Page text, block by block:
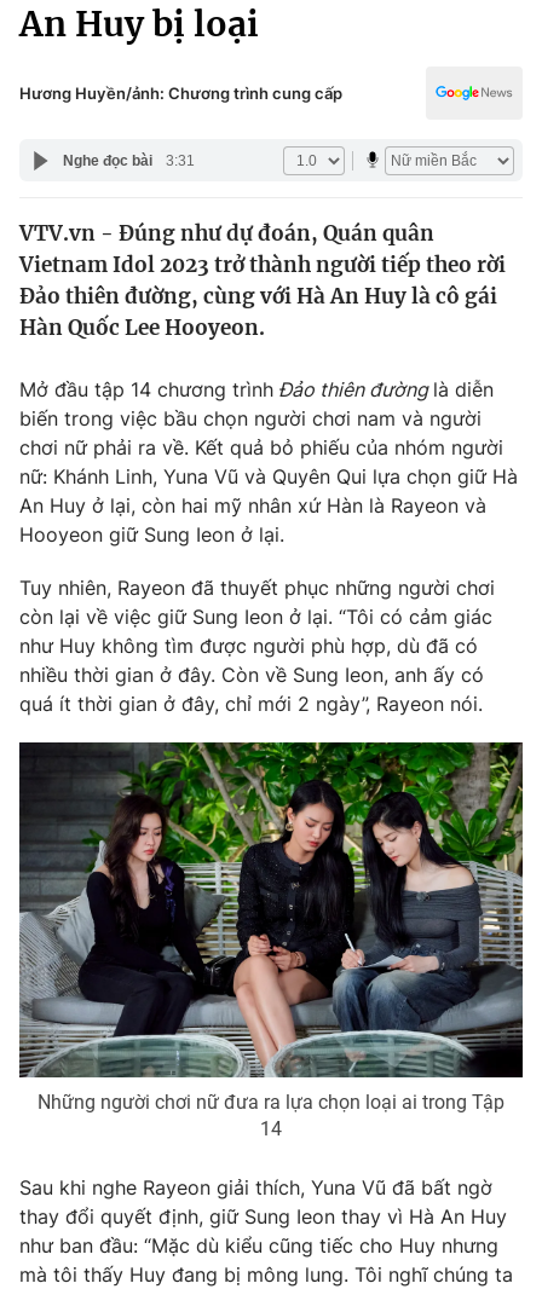
Chính trị
Pháp luật
Thế giới
Tin tức
Thế giới đó đây
Câu chuyện quốc tế
Tài chính
Thị trường
Góc doanh nghiệp
Dữ liệu và đời sống
Truyền hình
Phim VTV
Hậu trường
Nhân vật
Khán giả
Giải sao mai
Điện ảnh
Âm nhạc
Sao
Đời sống
Du lịch
Làm đẹp
Chất lượng cuộc sống
Giáo dục
Tuyển sinh
Học trực tuyến
Công nghệ
Hitech Công nghệ tương lai
Sản phẩm
Thị trường
Tư vấn
Giao lưu trực tuyến
Lịch phát sóng
Chuyên mục khác
Emagazine Podcast
Infographic
Video Shorts video
VTV Money VTV Thể thao
Truyền hình
Y tế
Công nghệ
An Huy bị loại
Hương Huyền/ảnh: Chương trình cung cấp
Nghe đọc bài 3:31
VTV.vn - Đúng như dự đoán, Quán quân
Vietnam Idol 2023 trở thành người tiếp theo rời
Đảo thiên đường, cùng với Hà An Huy là cô gái
Hàn Quốc Lee Hooyeon.
Mở đầu tập 14 chương trình Đảo thiên đường là diễn
biến trong việc bầu chọn người chơi nam và người
chơi nữ phải ra về. Kết quả bỏ phiếu của nhóm người
nữ: Khánh Linh, Yuna Vũ và Quyên Qui lựa chọn giữ Hà
An Huy ở lại, còn hai mỹ nhân xứ Hàn là Rayeon và
Hooyeon giữ Sung Ieon ở lại.
Tuy nhiên, Rayeon đã thuyết phục những người chơi
còn lại về việc giữ Sung Ieon ở lại. “Tôi có cảm giác
như Huy không tìm được người phù hợp, dù đã có
nhiều thời gian ở đây. Còn về Sung Ieon, anh ấy có
quá ít thời gian ở đây, chỉ mới 2 ngày”, Rayeon nói.
Những người chơi nữ đưa ra lựa chọn loại ai trong Tập
14
Sau khi nghe Rayeon giải thích, Yuna Vũ đã bất ngờ
thay đổi quyết định, giữ Sung Ieon thay vì Hà An Huy
như ban đầu: “Mặc dù kiểu cũng tiếc cho Huy nhưng
mà tôi thấy Huy đang bị mông lung. Tôi nghĩ chúng ta